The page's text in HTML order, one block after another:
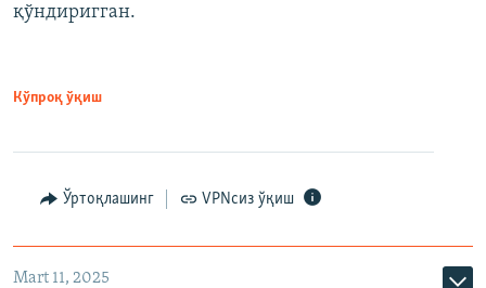
қўндиригган.
Кўпроқ ўқиш
Ўртоқлашинг VPNсиз ўқиш
Mart 11, 2025